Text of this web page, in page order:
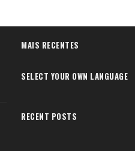
MAIS RECENTES
SELECT YOUR OWN LANGUAGE
RECENT POSTS